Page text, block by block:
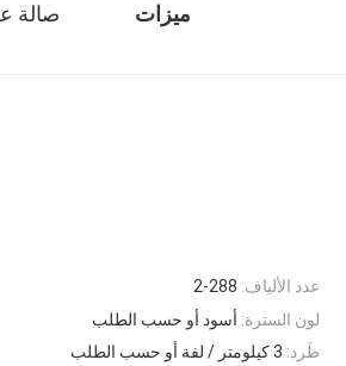
ميزات صالة
عدد الألياف: 2-288
لون السترة: أسود أو حسب الطلب
طَرد: 3 كيلومتر / لفة أو حسب الطلب